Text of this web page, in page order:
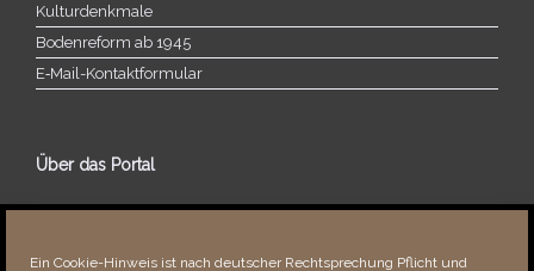
Ein Cookie-Hinweis ist nach deutscher Rechtsprechung Pflicht und
Kulturdenkmale
Bodenreform ab 1945
E‑Mail-​​Kontaktformular
Über das Portal
Über dieses Portal